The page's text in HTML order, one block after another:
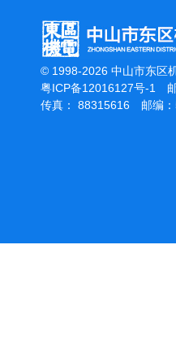
© 1998-2026 中山市东区
粤ICP备12016127号-1
邮
传真： 88315616 邮编：